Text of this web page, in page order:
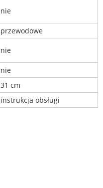
nie
przewodowe
nie
nie
31 cm
instrukcja obsługi